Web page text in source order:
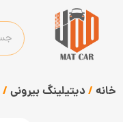
خانه / دیتیلینگ بیرونی /